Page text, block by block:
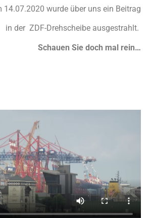
14.07.2020 wurde über uns ein Beitrag
in der ZDF-Drehscheibe ausgestrahlt.
Schauen Sie doch mal rein…